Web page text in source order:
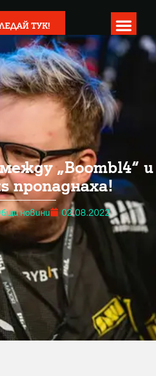
ТУК!
„Boombl4“ и
пропаднаха!
новини 02.08.2022